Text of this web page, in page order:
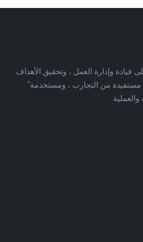
قيادة وإدارة العمل ، وتحقيق الأهداف
مستفيدة من التجارب ، ومستخدمة